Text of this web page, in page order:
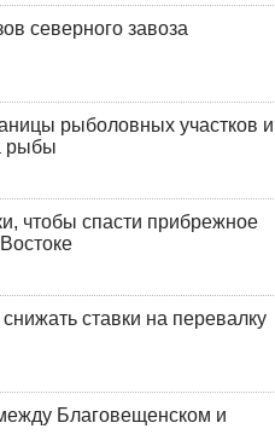
северного завоза
рыболовных участков и
рыбы
чтобы спасти прибрежное
ставки на перевалку
Благовещенском и